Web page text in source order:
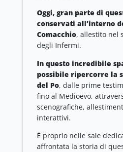
Oggi, gran parte di
conservati all’interno
Comacchio, allestito nel
degli Infermi.
In questo incredibile
possibile ripercorre la
del Po, dalle prime
fino al Medioevo,
scenografiche,
interattivi.
È proprio nelle sale
affrontata la storia di